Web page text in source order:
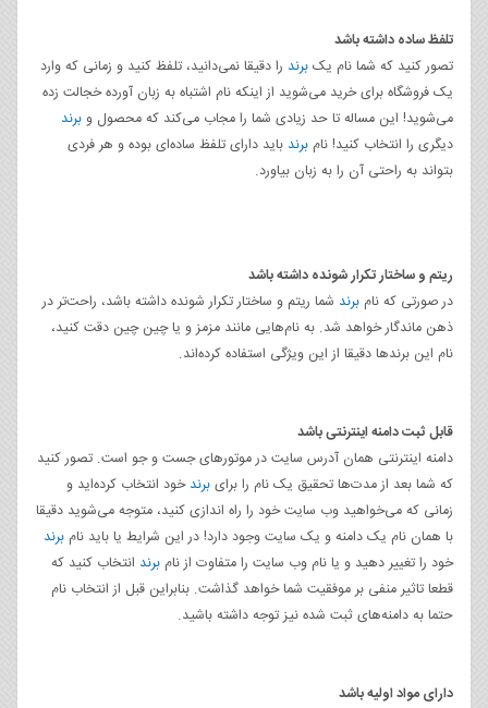
تلفظ ساده داشته باشد
تصور کنید که شما نام یکبرند را دقیقا نمی‌دانید، تلفظ کنید و زمانی که وارد
یک فروشگاه برای خرید می‌شوید از اینکه نام اشتباه به زبان آورده خجالت زده
می‌شوید! این مساله تا حد زیادی شما را مجاب می‌کند که محصول وبرند
دیگری را انتخاب کنید! نام برند باید دارای تلفظ ساده‌ای بوده و هر فردی
بتواند به راحتی آن را به زبان بیاورد.
ریتم و ساختار تکرار شونده داشته باشد
در صورتی که نام برند شما ریتم و ساختار تکرار شونده داشته باشد، راحت‌تر در
ذهن ماندگار خواهد شد. به نام‌هایی مانند مزمز و یا چین چین دقت کنید،
نام این برندها دقیقا از این ویژگی استفاده کرده‌اند.
قابل ثبت دامنه اینترنتی باشد
دامنه اینترنتی همان آدرس سایت در موتورهای جست و جو است. تصور کنید
که شما بعد از مدت‌ها تحقیق یک نام را برایبرندخود انتخاب کرده‌اید و
زمانی که می‌خواهید وب سایت خود را راه اندازی کنید، متوجه می‌شوید دقیقا
با همان نام یک دامنه و یک سایت وجود دارد! در این شرایط یا باید نام برند
خود را تغییر دهید و یا نام وب سایت را متفاوت از نام برند انتخاب کنید که
قطعا تاثیر منفی بر موفقیت شما خواهد گذاشت. بنابراین قبل از انتخاب نام
حتما به دامنه‌های ثبت شده نیز توجه داشته باشید.
دارای مواد اولیه باشد